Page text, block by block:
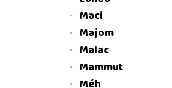
Maci
Majom
Malac
Mammut
Méh